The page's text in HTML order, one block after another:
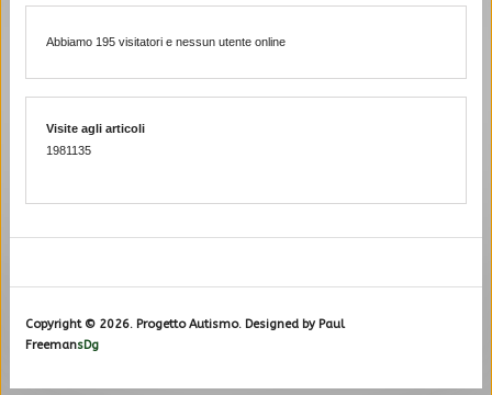
Abbiamo 195 visitatori e nessun utente online
Visite agli articoli
1981135
Copyright © 2026. Progetto Autismo. Designed by Paul
FreemansDg